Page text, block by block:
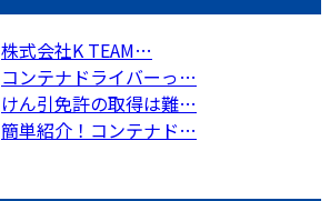
株式会社K TEAM…
コンテナドライバーっ…
けん引免許の取得は難…
簡単紹介！コンテナド…